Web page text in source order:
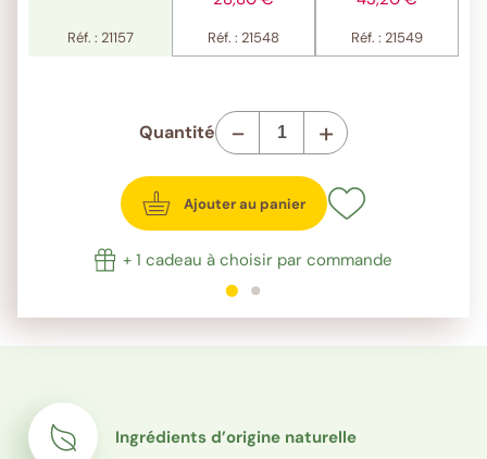
Réf. : 21157 Réf. : 21548 Réf. : 21549
Quantité - +
Ajouter au panier
+ 1 cadeau à choisir par commande
1sur 2 2sur 2
Ingrédients d’origine naturelle